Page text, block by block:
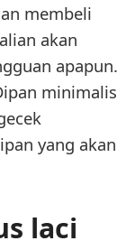
membeli
akan
apapun.
minimalis
yang akan
laci